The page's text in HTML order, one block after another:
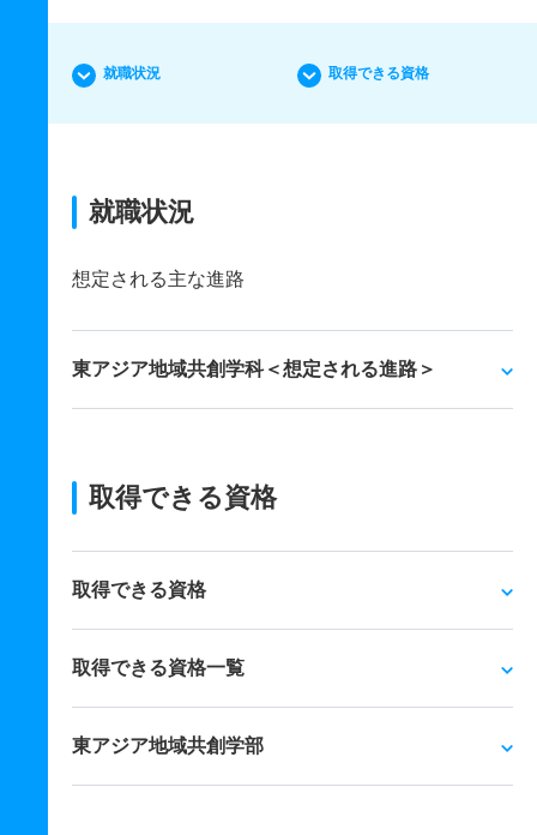
就職状況 取得できる資格
就職状況
想定される主な進路
東アジア地域共創学科＜想定される進路＞
取得できる資格
取得できる資格
取得できる資格一覧
東アジア地域共創学部